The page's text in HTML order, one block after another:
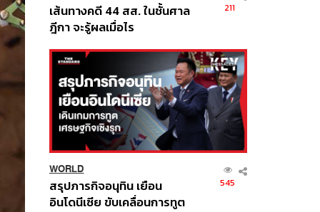
เส้นทางคดี 44 สส. ในชั้นศาล
ฎีกา จะรู้ผลเมื่อไร
211
WORLD
สรุปภารกิจอนุทิน เยือน
อินโดนีเซีย ขับเคลื่อนการทูต
545